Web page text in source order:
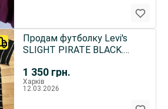
1 350 грн.
Продам футболку Levi's
SLIGHT PIRATE BLACK.
Харків
12.03.2026